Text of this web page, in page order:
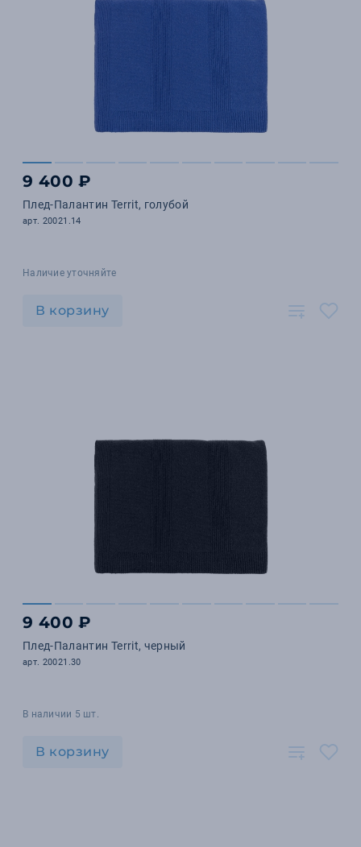
9 400 ₽
Плед-Палантин Territ, голубой
арт. 20021.14
Наличие уточняйте
В корзину
9 400 ₽
Плед-Палантин Territ, черный
арт. 20021.30
В наличии 5 шт.
В корзину